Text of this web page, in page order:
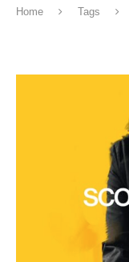
Home Tags